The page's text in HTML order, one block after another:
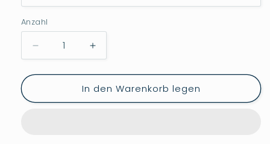
Anzahl
Verringere
die
Menge
Austermann
Erhöhe
die
Menge
für
Austermann
In den Warenkorb legen